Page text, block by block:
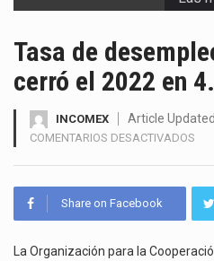
Tasa de
cerró el 2022 en
INCOMEX Article
COMENTARIOS DESACTIVADOS
DE
Share on Facebook
La Organización para la